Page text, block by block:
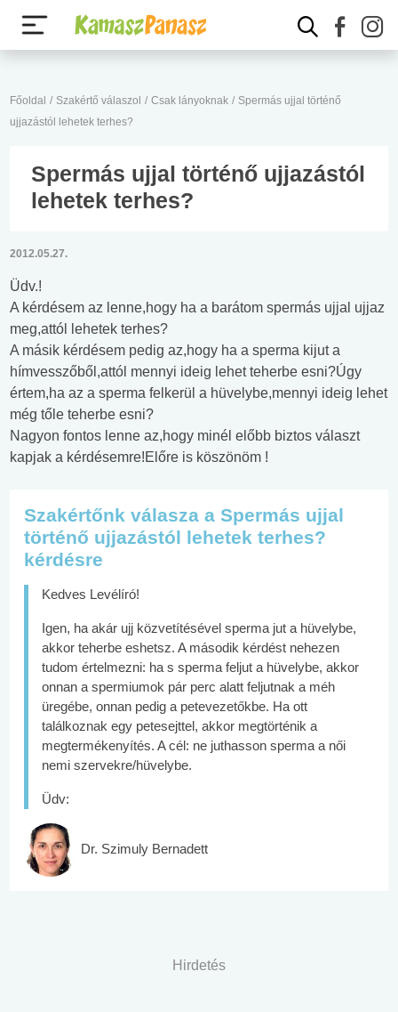
Főoldal / Szakértő válaszol / Csak lányoknak / Spermás ujjal történő
ujjazástól lehetek terhes?
Spermás ujjal történő ujjazástól
lehetek terhes?
2012.05.27.
Üdv.!
A kérdésem az lenne,hogy ha a barátom spermás ujjal ujjaz
meg,attól lehetek terhes?
A másik kérdésem pedig az,hogy ha a sperma kijut a
hímvesszőből,attól mennyi ideig lehet teherbe esni?Úgy
értem,ha az a sperma felkerül a hüvelybe,mennyi ideig lehet
még tőle teherbe esni?
Nagyon fontos lenne az,hogy minél előbb biztos választ
kapjak a kérdésemre!Előre is köszönöm !
Szakértőnk válasza a Spermás ujjal
történő ujjazástól lehetek terhes?
kérdésre
Kedves Levélíró!
Igen, ha akár ujj közvetítésével sperma jut a hüvelybe,
akkor teherbe eshetsz. A második kérdést nehezen
tudom értelmezni: ha s sperma feljut a hüvelybe, akkor
onnan a spermiumok pár perc alatt feljutnak a méh
üregébe, onnan pedig a petevezetőkbe. Ha ott
találkoznak egy petesejttel, akkor megtörténik a
megtermékenyítés. A cél: ne juthasson sperma a női
nemi szervekre/hüvelybe.
Üdv:
Dr. Szimuly Bernadett
Hirdetés